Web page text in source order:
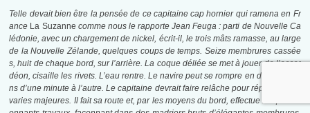
Telle devait bien être la pensée de ce capitaine cap hornier qui ramena en Fr
ance La Suzanne comme nous le rapporte Jean Feuga : parti de Nouvelle Ca
lédonie, avec un chargement de nickel, écrit-il, le trois mâts ramasse, au large
de la Nouvelle Zélande, quelques coups de temps. Seize membrures cassée
s, huit de chaque bord, sur l’arrière. La coque déliée se met à jouer de l’accor
déon, cisaille les rivets. L’eau rentre. Le navire peut se rompre en deux tronço
ns d’une minute à l’autre. Le capitaine devrait faire relâche pour réparer ses a
varies majeures. Il fait sa route et, par les moyens du bord, effectue les plus ét